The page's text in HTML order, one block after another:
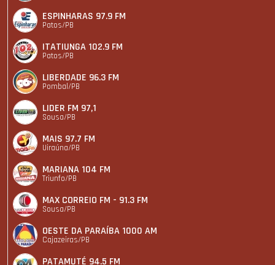
ESPINHARAS 97.9 FM
Patos/PB
ITATIUNGA 102.9 FM
Patos/PB
LIBERDADE 96.3 FM
Pombal/PB
LIDER FM 97,1
Sousa/PB
MAIS 97.7 FM
Uiraúna/PB
MARIANA 104 FM
Triunfo/PB
MAX CORREIO FM - 91.3 FM
Sousa/PB
OESTE DA PARAÍBA 1000 AM
Cajazeiras/PB
PATAMUTÉ 94.5 FM